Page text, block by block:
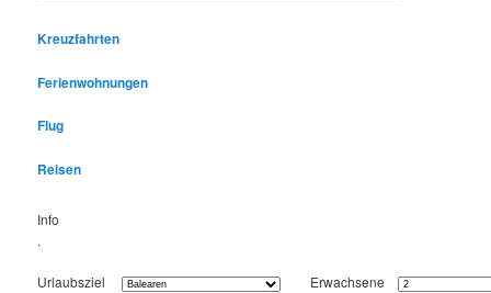
Kreuzfahrten
Ferienwohnungen
Flug
Reisen
Info
.
Urlaubsziel
Erwachsene